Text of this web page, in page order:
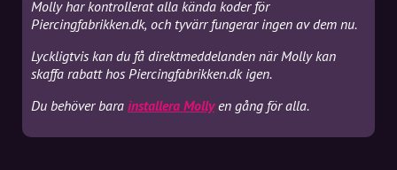
Molly har kontrollerat alla kända koder för
Piercingfabrikken.dk, och tyvärr fungerar ingen av dem nu.
Lyckligtvis kan du få direktmeddelanden när Molly kan
skaffa rabatt hos Piercingfabrikken.dk igen.
Du behöver bara installera Mollyen gång för alla.